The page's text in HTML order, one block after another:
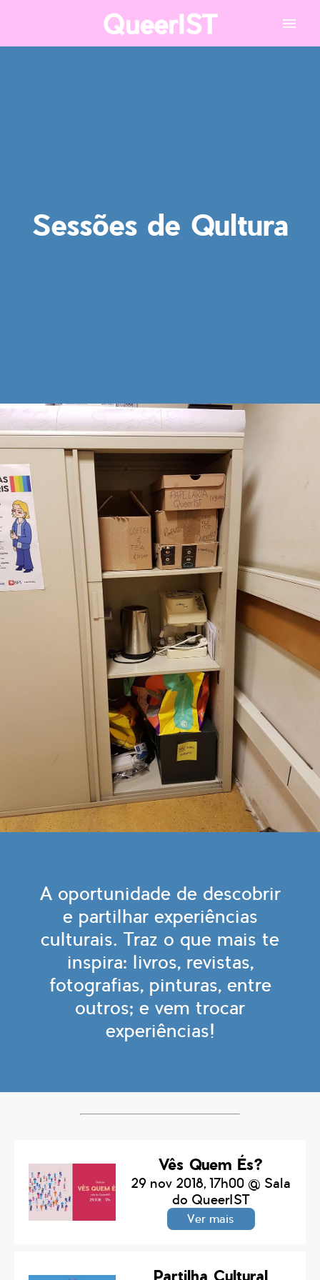
Sessões de Qultura
A oportunidade de descobrir
e partilhar experiências
culturais. Traz o que mais te
inspira: livros, revistas,
fotografias, pinturas, entre
outros; e vem trocar
experiências!
Vês Quem És?
29 nov 2018, 17h00 @ Sala
do QueerIST
Ver mais
Partilha Cultural